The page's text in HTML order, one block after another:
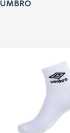
UMBRO